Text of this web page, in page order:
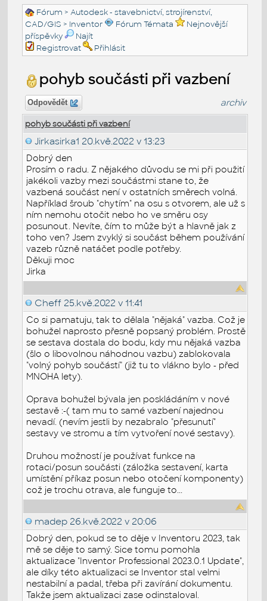
Fórum >Autodesk - stavebnictví, strojírenství,
CAD/GIS > Inventor Fórum Témata
Nejnovější
příspěvky
Najít
Registrovat
Přihlásit
pohyb součásti při vazbení
Odpovědět archiv
pohyb součásti při vazbení
Jirkasirka1 20.kvě.2022 v 13:23
Dobrý den
Prosím o radu. Z nějakého důvodu se mi při použití
jakékoli vazby mezi součástmi stane to, že
vazbená součást není v ostatních směrech volná.
Například šroub "chytím" na osu s otvorem, ale už s
ním nemohu otočit nebo ho ve směru osy
posunout. Nevíte, čím to může být a hlavně jak z
toho ven? Jsem zvyklý si součást během používání
vazeb různě natáčet podle potřeby.
Děkuji moc
Jirka
Cheff 25.kvě.2022 v 11:41
Co si pamatuju, tak to dělala "nějaká" vazba. Což je
bohužel naprosto přesně popsaný problém. Prostě
se sestava dostala do bodu, kdy mu nějaká vazba
(šlo o libovolnou náhodnou vazbu) zablokovala
"volný pohyb součástí" (již tu to vlákno bylo - před
MNOHA lety).
Oprava bohužel bývala jen poskládáním v nové
sestavě :-( tam mu to samé vazbení najednou
nevadí. (nevím jestli by nezabralo "přesunutí"
sestavy ve stromu a tím vytvoření nové sestavy).
Druhou možností je používat funkce na
rotaci/posun součásti (záložka sestavení, karta
umístění příkaz posun nebo otočení komponenty)
což je trochu otrava, ale funguje to...
madep 26.kvě.2022 v 20:06
Dobrý den, pokud se to děje v Inventoru 2023, tak
mě se děje to samý. Sice tomu pomohla
aktualizace "Inventor Professional 2023.0.1 Update",
ale díky této aktualizaci se Inventor stal velmi
nestabilní a padal, třeba při zavírání dokumentu.
Takže jsem aktualizaci zase odinstaloval.